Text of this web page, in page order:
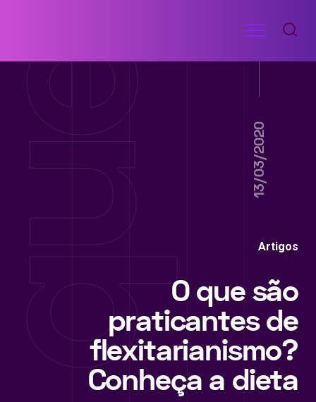
conteúdo
RECEITAS
ACADEMIA
Menu
13/03/2020
Artigos
O que são
praticantes de
flexitarianismo?
Conheça a dieta